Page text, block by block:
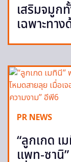
เสริมจมูก
เฉพาะทา
PR NEWS
“ลูกเกด เ
แพท-ซานิ